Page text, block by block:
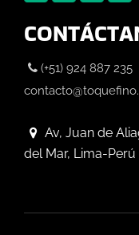
(+51) 924 887 235
Av, Juan de
del Mar, Lima-Perú